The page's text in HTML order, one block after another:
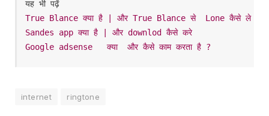
True Blance क्या है | और True Blance से  Lone कैसे ले
Sandes app क्या है | और downlod कैसे करे
Google adsense   क्या  और कैसे काम करता है ?
internet ringtone